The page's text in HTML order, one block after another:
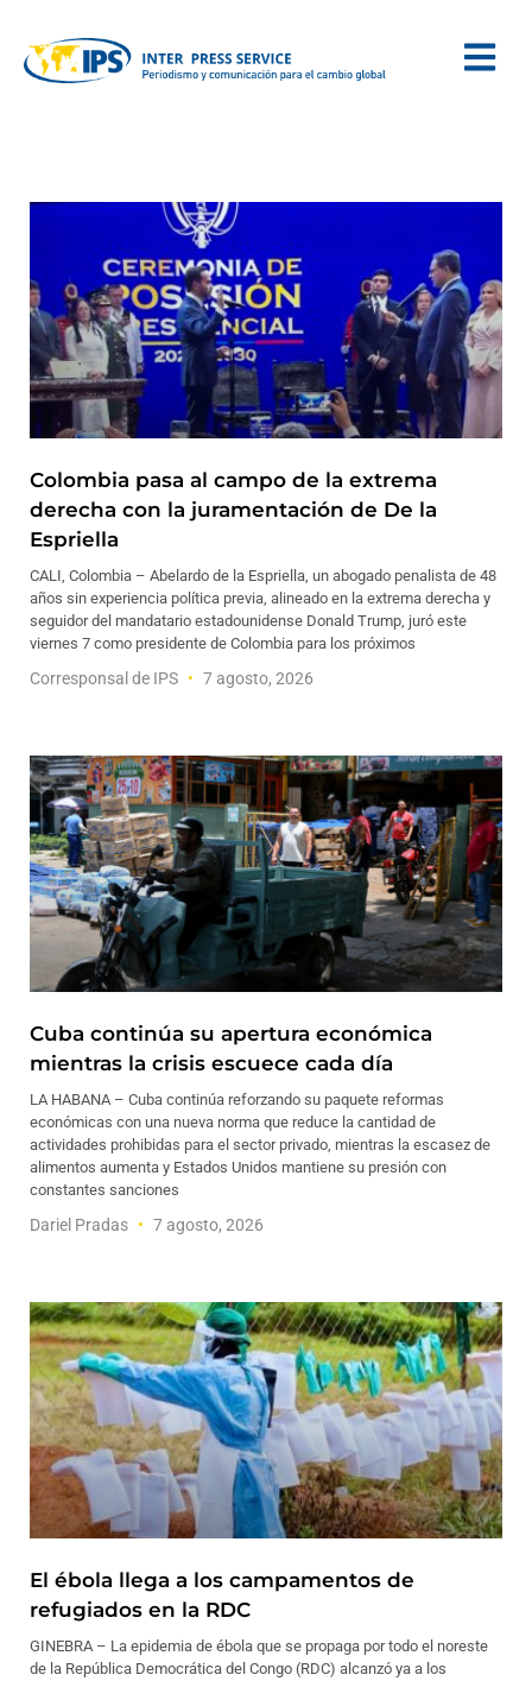
Colombia pasa al campo de la extrema
derecha con la juramentación de De la
Espriella
CALI, Colombia – Abelardo de la Espriella, un abogado penalista de 48
años sin experiencia política previa, alineado en la extrema derecha y
seguidor del mandatario estadounidense Donald Trump, juró este
viernes 7 como presidente de Colombia para los próximos
Corresponsal de IPS 7 agosto, 2026
Cuba continúa su apertura económica
mientras la crisis escuece cada día
LA HABANA – Cuba continúa reforzando su paquete reformas
económicas con una nueva norma que reduce la cantidad de
actividades prohibidas para el sector privado, mientras la escasez de
alimentos aumenta y Estados Unidos mantiene su presión con
constantes sanciones
Dariel Pradas 7 agosto, 2026
El ébola llega a los campamentos de
refugiados en la RDC
GINEBRA – La epidemia de ébola que se propaga por todo el noreste
de la República Democrática del Congo (RDC) alcanzó ya a los